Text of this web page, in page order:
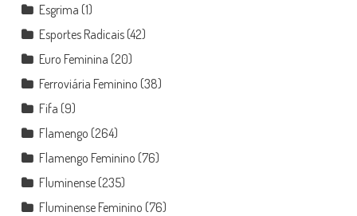
Esgrima (1)
Esportes Radicais(42)
Euro Feminina (20)
Ferroviária Feminino (38)
Fifa (9)
Flamengo (264)
Flamengo Feminino (76)
Fluminense(235)
Fluminense Feminino (76)